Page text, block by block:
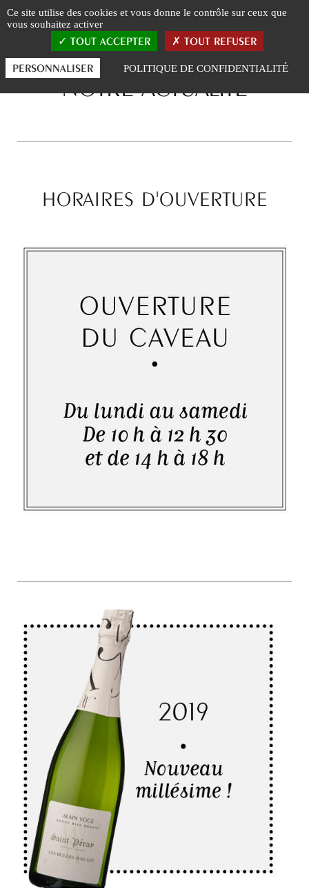
NOTRE ACTUALITÉ
HORAIRES D'OUVERTURE
Panneau de gestion des cookies
Ce site utilise des cookies et vous donne le contrôle sur ceux que
vous souhaitez activer
TOUT ACCEPTER TOUT REFUSER
PERSONNALISER POLITIQUE DE CONFIDENTIALITÉ